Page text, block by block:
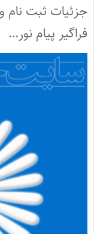
جزئیات ثبت نام
فراگیر پیام نور…